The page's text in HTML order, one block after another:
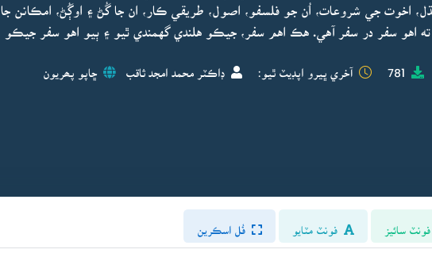
اخوت جي شروعات، اُن جو فلسفو، اصول، طريقي ڪار، ان جا گُڻ ۽ اوڳُڻ، امڪانن جا
ته اهو سفر در سفر آهي. هڪ اهم سفر، جيڪو هلندي گهمندي ٿيو ۽ ٻيو اهو سفر جيڪو
781 آخري ڀيرو اپڊيٽ ٿيو: ڊاڪٽر محمد امجد ثاقب ڇاپو پھريون
فونٽ سائيز فونٽ مٽايو فُل اسڪرين